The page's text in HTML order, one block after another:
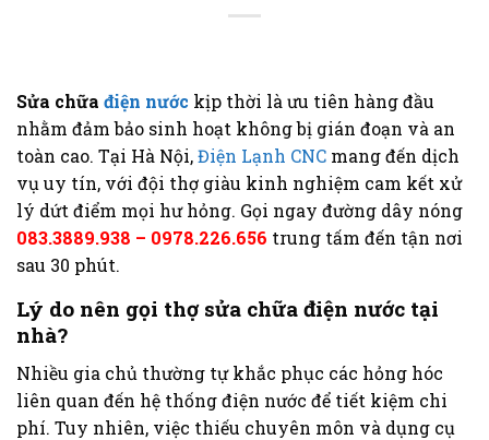
Sửa chữa điện nước kịp thời là ưu tiên hàng đầu
nhằm đảm bảo sinh hoạt không bị gián đoạn và an
toàn cao. Tại Hà Nội,Điện Lạnh CNC mang đến dịch
vụ uy tín, với đội thợ giàu kinh nghiệm cam kết xử
lý dứt điểm mọi hư hỏng. Gọi ngay đường dây nóng
083.3889.938 – 0978.226.656 trung tấm đến tận nơi
sau 30 phút.
Lý do nên gọi thợ sửa chữa điện nước tại
nhà?
Nhiều gia chủ thường tự khắc phục các hỏng hóc
liên quan đến hệ thống điện nước để tiết kiệm chi
phí. Tuy nhiên, việc thiếu chuyên môn và dụng cụ